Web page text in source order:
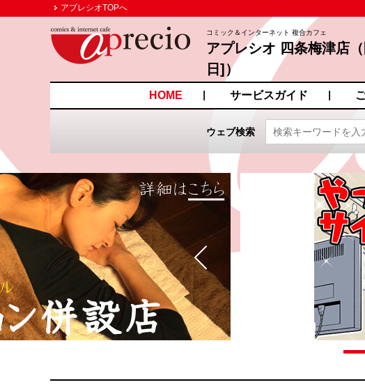
アプレシオTOPへ
コミック＆インターネット 複合カフェ
アプレシオ 四条梅津店
日]）
京都府京都市右京区梅津後藤町１−３
HOME サービスガイド
ウェブ検索